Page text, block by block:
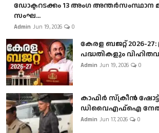
ഡോക്ടറടക്കം 13 അംഗ
സംഘ...
Admin Jun 19, 2026 0
കേരള ബജറ്റ് 2026-27:
പദ്ധതികളും
Admin Jun 19, 2026 0
കാഫിർ സ്‌ക്രീൻ
ഡിവൈഎഫ്ഐ
Admin Jun 17, 2026 0